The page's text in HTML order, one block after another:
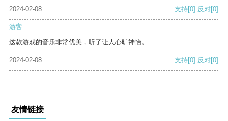
2024-02-08 支持[0] 反对[0]
游客
这款游戏的音乐非常优美，听了让人心旷神怡。
2024-02-08 支持[0] 反对[0]
友情链接